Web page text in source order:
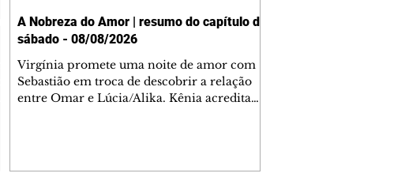
A Nobreza do Amor | resumo do capítulo de
sábado - 08/08/2026
Virgínia promete uma noite de amor com
Sebastião em troca de descobrir a relação
entre Omar e Lúcia/Alika. Kênia acredita